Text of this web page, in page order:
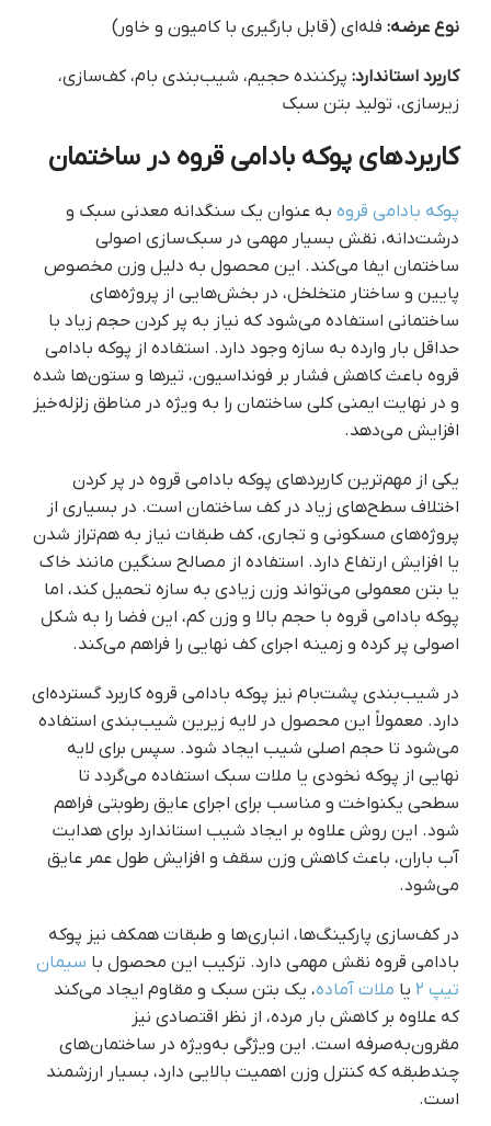
نوع عرضه: فله‌ای (قابل بارگیری با کامیون و خاور)
کاربرد استاندارد: پرکننده حجیم، شیب‌بندی بام، کف‌سازی،
زیرسازی، تولید بتن سبک
کاربردهای پوکه بادامی قروه در ساختمان
پوکه بادامی قروه به عنوان یک سنگدانه معدنی سبک و
درشت‌دانه، نقش بسیار مهمی در سبک‌سازی اصولی
ساختمان ایفا می‌کند. این محصول به دلیل وزن مخصوص
پایین و ساختار متخلخل، در بخش‌هایی از پروژه‌های
ساختمانی استفاده می‌شود که نیاز به پر کردن حجم زیاد با
حداقل بار وارده به سازه وجود دارد. استفاده از پوکه بادامی
قروه باعث کاهش فشار بر فونداسیون، تیرها و ستون‌ها شده
و در نهایت ایمنی کلی ساختمان را به ویژه در مناطق زلزله‌خیز
افزایش می‌دهد.
یکی از مهم‌ترین کاربردهای پوکه بادامی قروه در پر کردن
اختلاف سطح‌های زیاد در کف ساختمان است. در بسیاری از
پروژه‌های مسکونی و تجاری، کف طبقات نیاز به هم‌تراز شدن
یا افزایش ارتفاع دارد. استفاده از مصالح سنگین مانند خاک
یا بتن معمولی می‌تواند وزن زیادی به سازه تحمیل کند، اما
پوکه بادامی قروه با حجم بالا و وزن کم، این فضا را به شکل
اصولی پر کرده و زمینه اجرای کف نهایی را فراهم می‌کند.
در شیب‌بندی پشت‌بام نیز پوکه بادامی قروه کاربرد گسترده‌ای
دارد. معمولاً این محصول در لایه زیرین شیب‌بندی استفاده
می‌شود تا حجم اصلی شیب ایجاد شود. سپس برای لایه
نهایی از پوکه نخودی یا ملات سبک استفاده می‌گردد تا
سطحی یکنواخت و مناسب برای اجرای عایق رطوبتی فراهم
شود. این روش علاوه بر ایجاد شیب استاندارد برای هدایت
آب باران، باعث کاهش وزن سقف و افزایش طول عمر عایق
می‌شود.
در کف‌سازی پارکینگ‌ها، انباری‌ها و طبقات همکف نیز پوکه
بادامی قروه نقش مهمی دارد. ترکیب این محصول با سیمان
تیپ 2
یا ملات آماده، یک بتن سبک و مقاوم ایجاد می‌کند
که علاوه بر کاهش بار مرده، از نظر اقتصادی نیز
مقرون‌به‌صرفه است. این ویژگی به‌ویژه در ساختمان‌های
چندطبقه که کنترل وزن اهمیت بالایی دارد، بسیار ارزشمند
است.